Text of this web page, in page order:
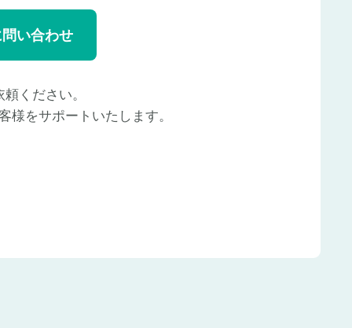
い合わせ
ください。
をサポートいたします。